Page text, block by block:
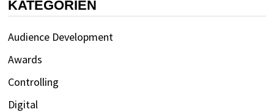
KATEGORIEN
Audience Development
Awards
Controlling
Digital